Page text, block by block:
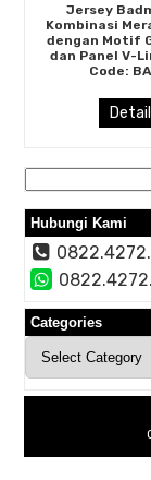
Jersey
Kombinasi
dengan Motif
dan Panel V-
Code:
Detail
Search
for:
Hubungi Kami
Categories
Categories